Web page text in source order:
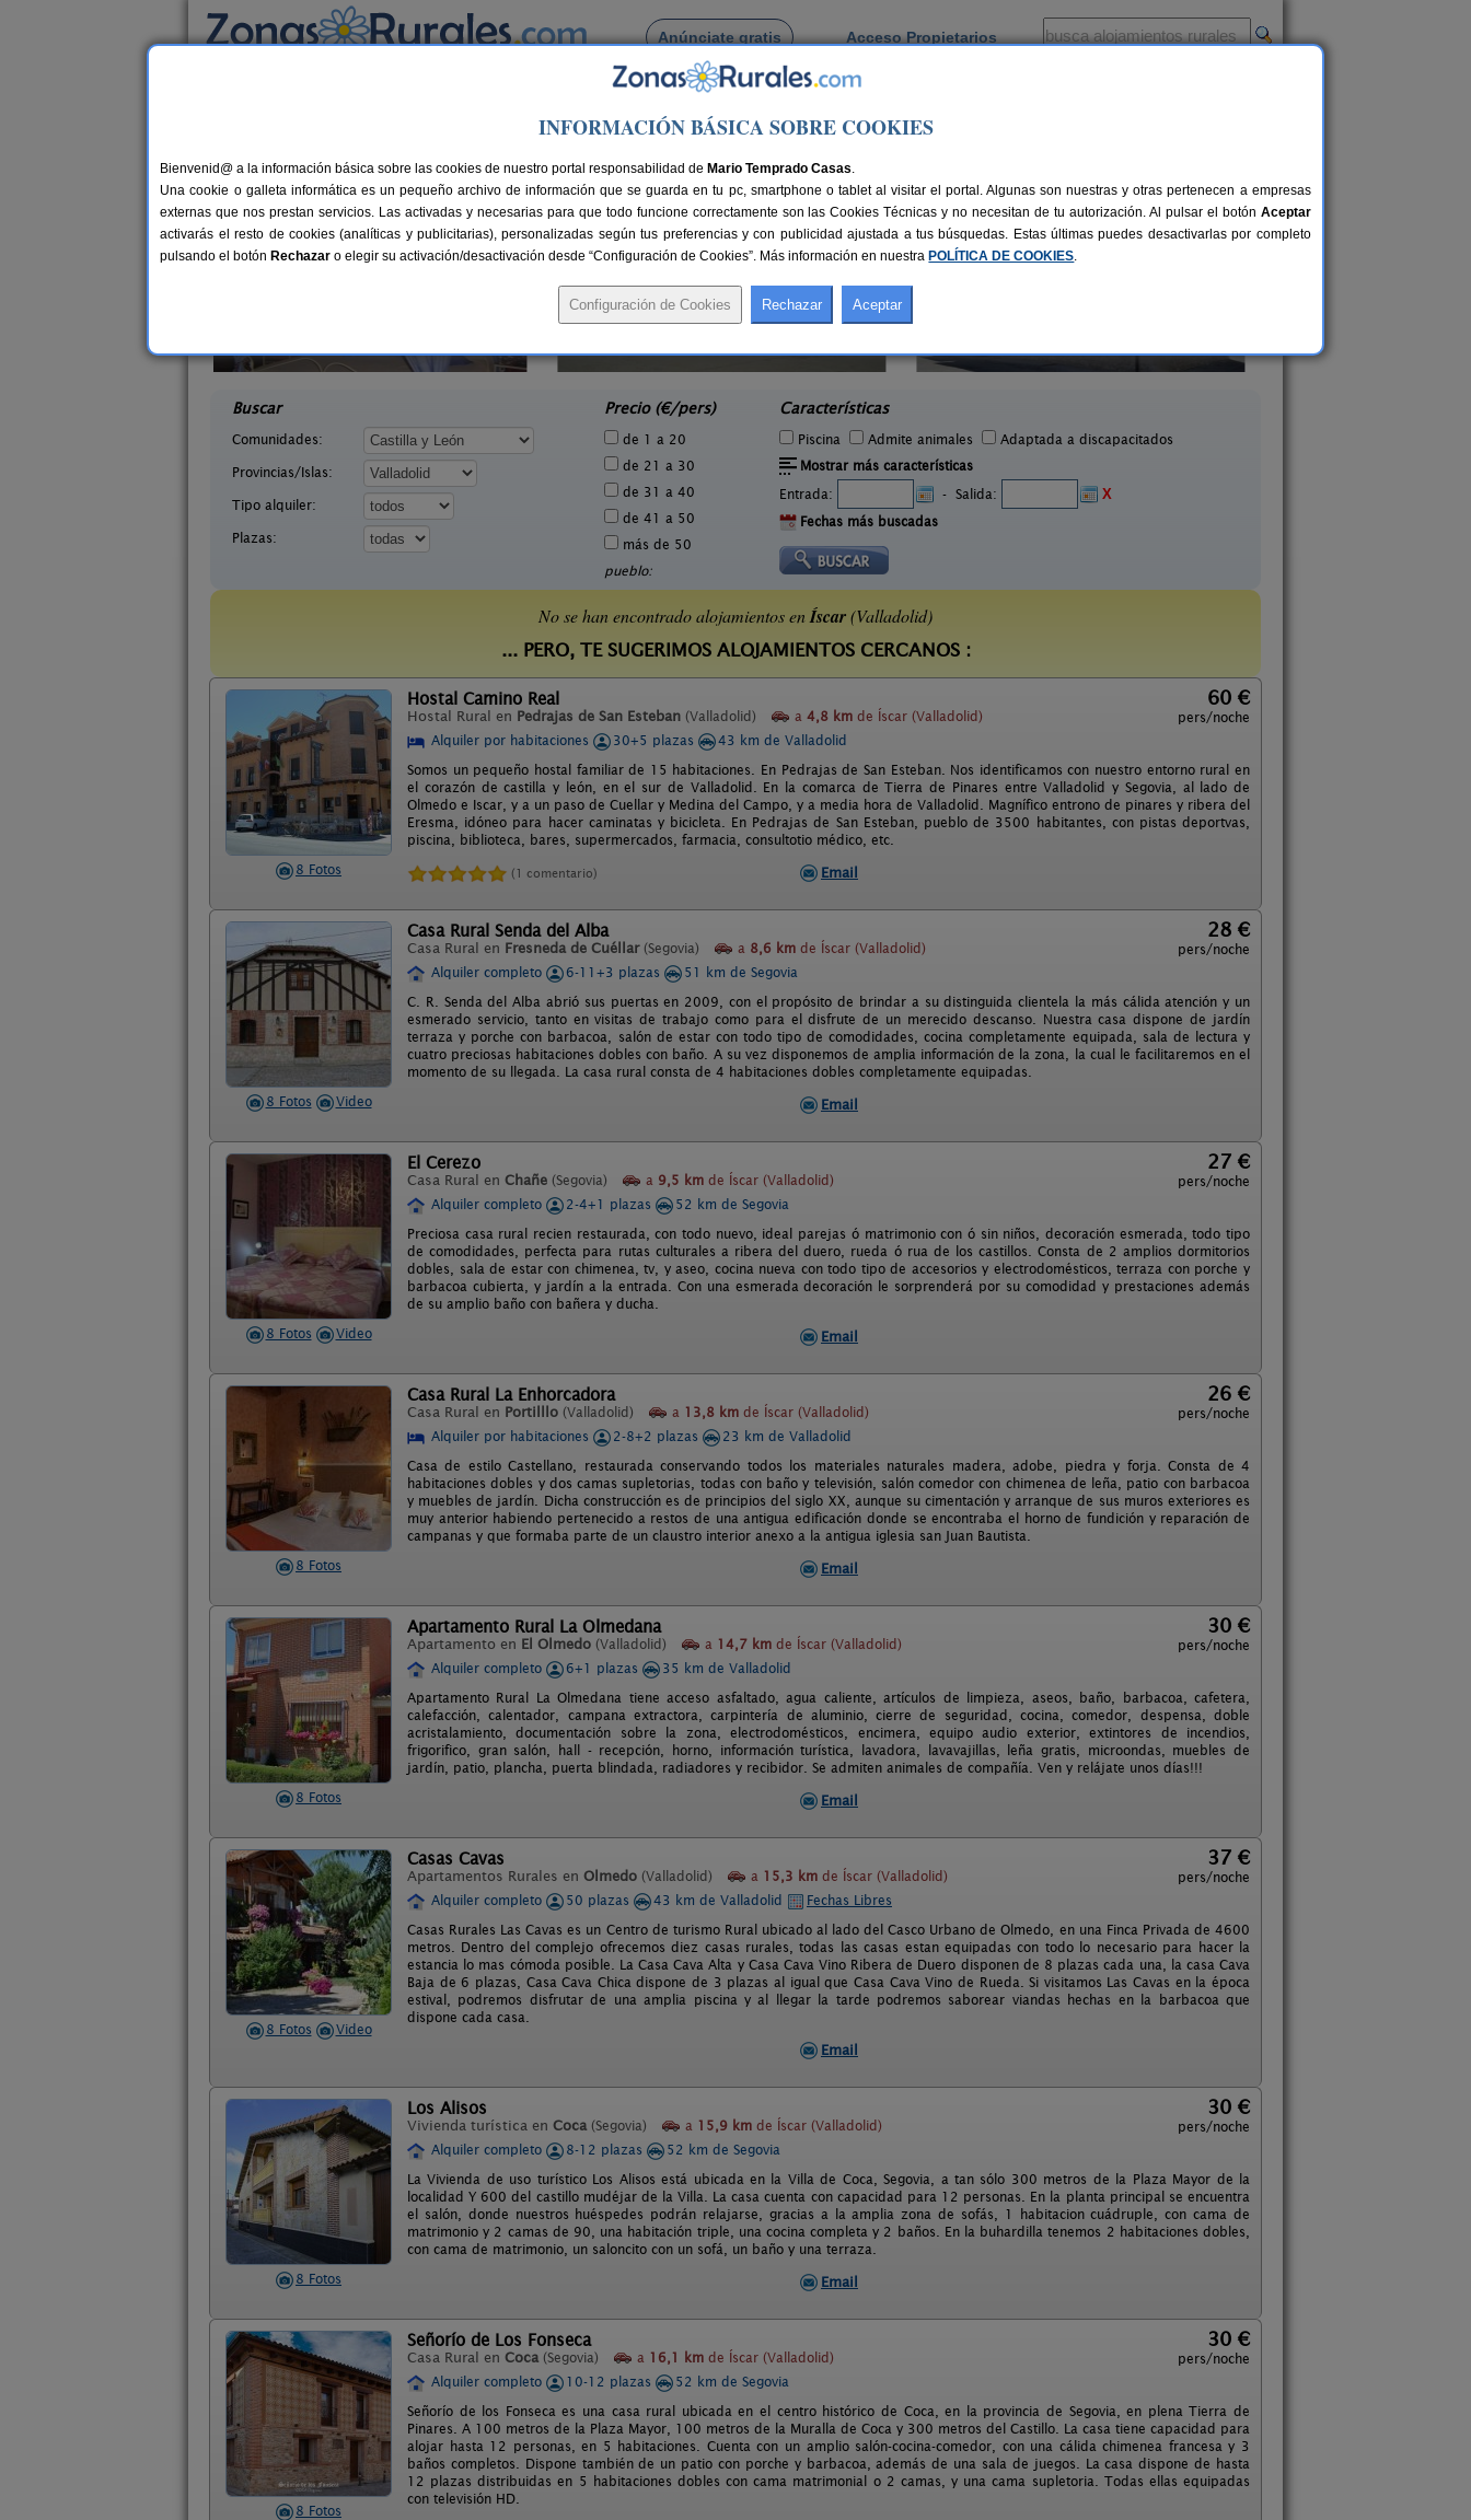
Anúnciate gratis Acceso Propietarios
Busca por pueblo
Casas Rurales cerca de Íscar
30 €
El Lagar
Buscar
Comunidades:
Provincias/Islas:
Tipo alquiler:
Plazas:
Precio (€/pers)
de 1 a 20
de 21 a 30
de 31 a 40
de 41 a 50
más de 50
pueblo:
Características
Piscina Admite animales
Adaptada a discapacitados
Mostrar más características
Entrada:
- Salida:
X
Fechas más buscadas
No se han encontrado alojamientos enÍscar(Valladolid)
... PERO, TE SUGERIMOS ALOJAMIENTOS CERCANOS :
8 Fotos
Hostal Camino Real
Hostal Rural en Pedrajas de San Esteban (Valladolid) a 4,8 km de Íscar (Valladolid)
60 €
pers/noche
Alquiler por habitaciones
30+5 plazas
43 km de Valladolid
Somos un pequeño hostal familiar de 15 habitaciones. En Pedrajas de San Esteban. Nos identificamos con nuestro entorno rural en
el corazón de castilla y león, en el sur de Valladolid. En la comarca de Tierra de Pinares entre Valladolid y Segovia, al lado de
Olmedo e Iscar, y a un paso de Cuellar y Medina del Campo, y a media hora de Valladolid. Magnífico entrono de pinares y ribera del
Eresma, idóneo para hacer caminatas y bicicleta. En Pedrajas de San Esteban, pueblo de 3500 habitantes, con pistas deportvas,
piscina, biblioteca, bares, supermercados, farmacia, consultotio médico, etc.
(1 comentario) Email
8 Fotos Video
Casa Rural Senda del Alba
Casa Rural en Fresneda de Cuéllar (Segovia) a 8,6 km de Íscar (Valladolid)
28 €
pers/noche
Alquiler completo
6-11+3 plazas
51 km de Segovia
C. R. Senda del Alba abrió sus puertas en 2009, con el propósito de brindar a su distinguida clientela la más cálida atención y un
esmerado servicio, tanto en visitas de trabajo como para el disfrute de un merecido descanso. Nuestra casa dispone de jardín
terraza y porche con barbacoa, salón de estar con todo tipo de comodidades, cocina completamente equipada, sala de lectura y
cuatro preciosas habitaciones dobles con baño. A su vez disponemos de amplia información de la zona, la cual le facilitaremos en el
momento de su llegada. La casa rural consta de 4 habitaciones dobles completamente equipadas.
Email
8 Fotos Video
El Cerezo
Casa Rural en Chañe (Segovia) a 9,5 km de Íscar (Valladolid)
27 €
pers/noche
Alquiler completo
2-4+1 plazas
52 km de Segovia
Preciosa casa rural recien restaurada, con todo nuevo, ideal parejas ó matrimonio con ó sin niños, decoración esmerada, todo tipo
de comodidades, perfecta para rutas culturales a ribera del duero, rueda ó rua de los castillos. Consta de 2 amplios dormitorios
dobles, sala de estar con chimenea, tv, y aseo, cocina nueva con todo tipo de accesorios y electrodomésticos, terraza con porche y
barbacoa cubierta, y jardín a la entrada. Con una esmerada decoración le sorprenderá por su comodidad y prestaciones además
de su amplio baño con bañera y ducha.
Email
8 Fotos
Casa Rural La Enhorcadora
Casa Rural en Portilllo (Valladolid) a 13,8 km de Íscar (Valladolid)
26 €
pers/noche
Alquiler por habitaciones
2-8+2 plazas
23 km de Valladolid
Casa de estilo Castellano, restaurada conservando todos los materiales naturales madera, adobe, piedra y forja. Consta de 4
habitaciones dobles y dos camas supletorias, todas con baño y televisión, salón comedor con chimenea de leña, patio con barbacoa
y muebles de jardín. Dicha construcción es de principios del siglo XX, aunque su cimentación y arranque de sus muros exteriores es
muy anterior habiendo pertenecido a restos de una antigua edificación donde se encontraba el horno de fundición y reparación de
campanas y que formaba parte de un claustro interior anexo a la antigua iglesia san Juan Bautista.
Email
8 Fotos
Apartamento Rural La Olmedana
Apartamento en El Olmedo (Valladolid) a 14,7 km de Íscar (Valladolid)
30 €
pers/noche
Alquiler completo
6+1 plazas
35 km de Valladolid
Apartamento Rural La Olmedana tiene acceso asfaltado, agua caliente, artículos de limpieza, aseos, baño, barbacoa, cafetera,
calefacción, calentador, campana extractora, carpintería de aluminio, cierre de seguridad, cocina, comedor, despensa, doble
acristalamiento, documentación sobre la zona, electrodomésticos, encimera, equipo audio exterior, extintores de incendios,
frigorifico, gran salón, hall - recepción, horno, información turística, lavadora, lavavajillas, leña gratis, microondas, muebles de
jardín, patio, plancha, puerta blindada, radiadores y recibidor. Se admiten animales de compañía. Ven y relájate unos días!!!
Email
8 Fotos Video
Casas Cavas
Apartamentos Rurales en Olmedo (Valladolid) a 15,3 km de Íscar (Valladolid)
37 €
pers/noche
Alquiler completo
50 plazas 43 km de Valladolid
Fechas Libres
Casas Rurales Las Cavas es un Centro de turismo Rural ubicado al lado del Casco Urbano de Olmedo, en una Finca Privada de 4600
metros. Dentro del complejo ofrecemos diez casas rurales, todas las casas estan equipadas con todo lo necesario para hacer la
estancia lo mas cómoda posible. La Casa Cava Alta y Casa Cava Vino Ribera de Duero disponen de 8 plazas cada una, la casa Cava
Baja de 6 plazas, Casa Cava Chica dispone de 3 plazas al igual que Casa Cava Vino de Rueda. Si visitamos Las Cavas en la época
estival, podremos disfrutar de una amplia piscina y al llegar la tarde podremos saborear viandas hechas en la barbacoa que
dispone cada casa.
Email
8 Fotos
Los Alisos
Vivienda turística en Coca (Segovia) a 15,9 km de Íscar (Valladolid)
30 €
pers/noche
Alquiler completo
8-12 plazas
52 km de Segovia
La Vivienda de uso turístico Los Alisos está ubicada en la Villa de Coca, Segovia, a tan sólo 300 metros de la Plaza Mayor de la
localidad Y 600 del castillo mudéjar de la Villa. La casa cuenta con capacidad para 12 personas. En la planta principal se encuentra
el salón, donde nuestros huéspedes podrán relajarse, gracias a la amplia zona de sofás, 1 habitacion cuádruple, con cama de
matrimonio y 2 camas de 90, una habitación triple, una cocina completa y 2 baños. En la buhardilla tenemos 2 habitaciones dobles,
con cama de matrimonio, un saloncito con un sofá, un baño y una terraza.
Email
8 Fotos
Señorío de Los Fonseca
Casa Rural en Coca (Segovia) a 16,1 km de Íscar (Valladolid)
30 €
pers/noche
Alquiler completo
10-12 plazas
52 km de Segovia
Señorío de los Fonseca es una casa rural ubicada en el centro histórico de Coca, en la provincia de Segovia, en plena Tierra de
Pinares. A 100 metros de la Plaza Mayor, 100 metros de la Muralla de Coca y 300 metros del Castillo. La casa tiene capacidad para
alojar hasta 12 personas, en 5 habitaciones. Cuenta con un amplio salón-cocina-comedor, con una cálida chimenea francesa y 3
baños completos. Dispone también de un patio con porche y barbacoa, además de una sala de juegos. La casa dispone de hasta
12 plazas distribuidas en 5 habitaciones dobles con cama matrimonial o 2 camas, y una cama supletoria. Todas ellas equipadas
con televisión HD.
INFORMACIÓN BÁSICA SOBRE COOKIES
Bienvenid@ a la información básica sobre las cookies de nuestro portal responsabilidad de Mario Temprado Casas.
Una cookie o galleta informática es un pequeño archivo de información que se guarda en tu pc, smartphone o tablet al visitar el portal. Algunas son nuestras y otras pertenecen a empresas
externas que nos prestan servicios. Las activadas y necesarias para que todo funcione correctamente son las Cookies Técnicas y no necesitan de tu autorización. Al pulsar el botón Aceptar
activarás el resto de cookies (analíticas y publicitarias), personalizadas según tus preferencias y con publicidad ajustada a tus búsquedas. Estas últimas puedes desactivarlas por completo
pulsando el botón Rechazar o elegir su activación/desactivación desde “Configuración de Cookies”. Más información en nuestra POLÍTICA DE COOKIES.